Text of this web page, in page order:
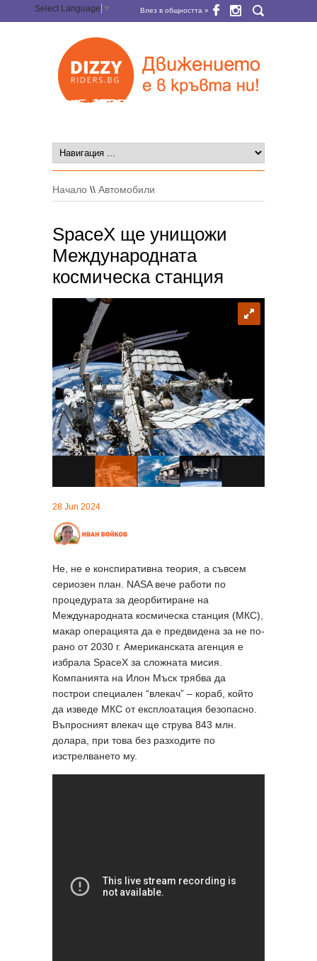
Select Language ▼ Влез в общността »
Начало \\ Автомобили
SpaceX ще унищожи
Международната
космическа станция
28 Jun 2024
Не, не е конспиративна теория, а съвсем
сериозен план. NASA вече работи по
процедурата за деорбитиране на
Международната космическа станция (МКС),
макар операцията да е предвидена за не по-
рано от 2030 г. Американската агенция е
избрала SpaceX за сложната мисия.
Компанията на Илон Мъск трябва да
построи специален “влекач” – кораб, който
да изведе МКС от експлоатация безопасно.
Въпросният влекач ще струва 843 млн.
долара, при това без разходите по
изстрелването му.